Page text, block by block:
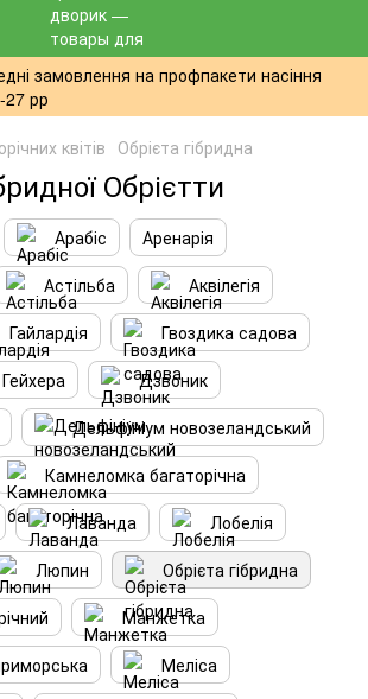
замовлення на профпакети насіння
27 рр
квітів Обрієта гібридна
Обрієтти
Арабіс
Аренарія
Астільба
Аквілегія
Гайлардія
Гвоздика садова
Гейхера
Дзвоник
Дельфініум новозеландський
Камнеломка багаторічна
Лаванда
Лобелія
Люпин
Обрієта гібридна
Манжетка
Меліса